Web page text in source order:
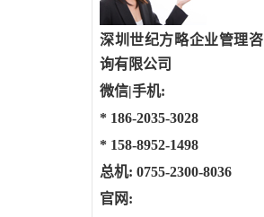
深圳世纪方略企业管理咨
询有限公司
微信|手机:
* 186-2035-3028
* 158-8952-1498
总机: 0755-2300-8036
官网: